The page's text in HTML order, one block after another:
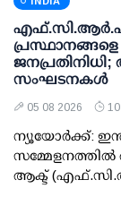
സംഘടനകള്‍
05 08 2026
ന്യൂയോര്‍ക്ക്:
സമ്മേളനത്തില്‍
ആക്ട്